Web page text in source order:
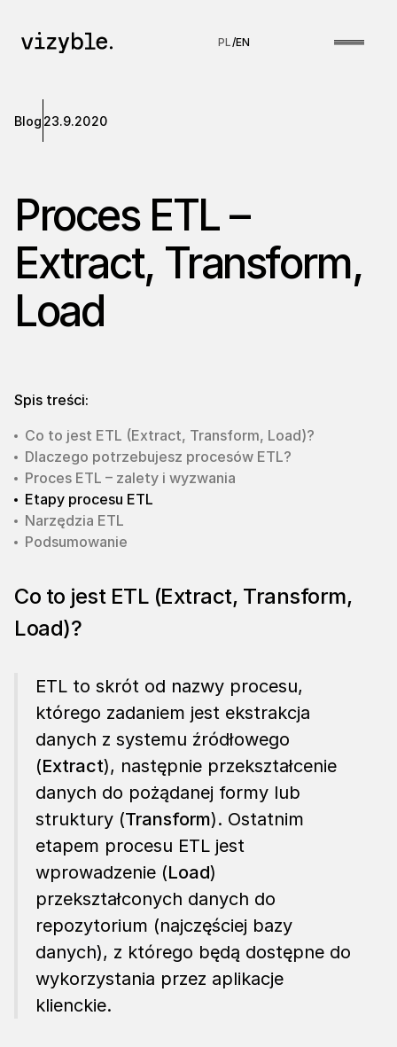
PL/EN
Blog 23.9.2020
Proces ETL –
Extract, Transform,
Load
Spis treści:
Co to jest ETL (Extract, Transform, Load)?
Dlaczego potrzebujesz procesów ETL?
Proces ETL – zalety i wyzwania
Etapy procesu ETL
Narzędzia ETL
Podsumowanie
Co to jest ETL (Extract, Transform,
Load)?
ETL to skrót od nazwy procesu,
którego zadaniem jest ekstrakcja
danych z systemu źródłowego
(Extract), następnie przekształcenie
danych do pożądanej formy lub
struktury (Transform). Ostatnim
etapem procesu ETL jest
wprowadzenie (Load)
przekształconych danych do
repozytorium (najczęściej bazy
danych), z którego będą dostępne do
wykorzystania przez aplikacje
klienckie.